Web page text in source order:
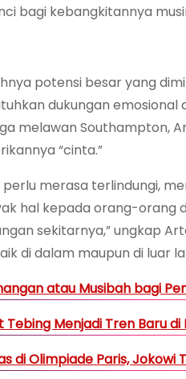
bagi kebangkitannya
potensi besar yang
dukungan
melawan Southampton,
“cinta.”
merasa terlindungi,
hal kepada orang-orang
sekitarnya,” ungkap
di dalam maupun di luar
atau Musibah bagi
Tebing Menjadi Tren Baru
di Olimpiade Paris, Jokowi